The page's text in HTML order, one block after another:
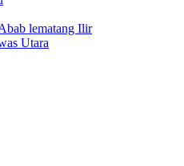
lematang Ilir
Utara